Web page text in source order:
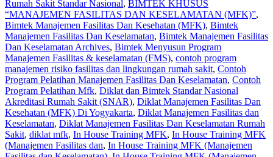
Rumah Sakit Standar Nasional, BIMTEK KHUSUS
“MANAJEMEN FASILITAS DAN KESELAMATAN (MFK)”,
Bimtek Manajemen Fasilitas Dan Kesehatan (MFK), Bimtek
Manajemen Fasilitas Dan Keselamatan, Bimtek Manajemen Fasilitas
Dan Keselamatan Archives, Bimtek Menyusun Program
Manajemen Fasilitas & keselamatan (FMS), contoh program
manajemen risiko fasilitas dan lingkungan rumah sakit, Contoh
Program Pelatihan Manajemen Fasilitas Dan Keselamatan, Contoh
Program Pelatihan Mfk, Diklat dan Bimtek Standar Nasional
Akreditasi Rumah Sakit (SNAR), Diklat Manajemen Fasilitas Dan
Kesehatan (MFK) Di Yogyakarta, Diklat Manajemen Fasilitas dan
Keselamatan, Diklat Manajemen Fasilitas Dan Keselamatan Rumah
Sakit, diklat mfk, In House Training MFK, In House Training MFK
(Manajemen Fasilitas dan, In House Training MFK (Manajemen